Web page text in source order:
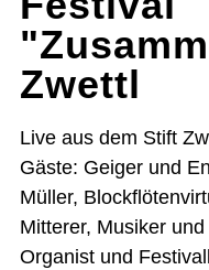
Zwettl
Live aus dem Stift
Gäste: Geiger und
Müller,
Mitterer, Musiker
Organist und